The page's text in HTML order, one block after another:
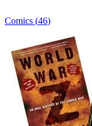
Comics (46)